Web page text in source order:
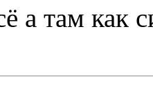
а там как